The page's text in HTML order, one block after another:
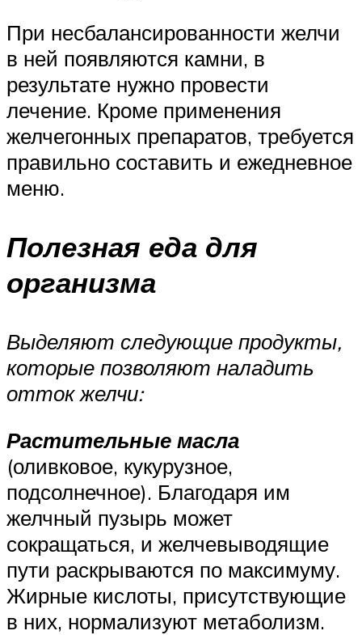
При несбалансированности желчи
в ней появляются камни, в
результате нужно провести
лечение. Кроме применения
желчегонных препаратов, требуется
правильно составить и ежедневное
меню.
Полезная еда для
организма
Выделяют следующие продукты,
которые позволяют наладить
отток желчи:
Растительные масла
(оливковое, кукурузное,
подсолнечное). Благодаря им
желчный пузырь может
сокращаться, и желчевыводящие
пути раскрываются по максимуму.
Жирные кислоты, присутствующие
в них, нормализуют метаболизм.